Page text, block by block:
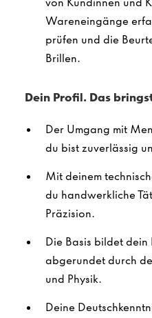
Wareneingänge
prüfen und die
Brillen.
Dein Profil. Das
Der Umgang mit
du bist zuverlässig
Mit deinem
du handwerkliche
Präzision.
Die Basis bildet dein
abgerundet durch
und Physik.
Deine